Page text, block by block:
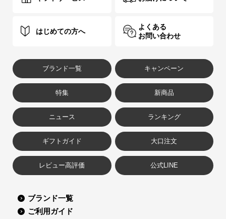
はじめての方へ
よくある
お問い合わせ
ブランド一覧 キャンペーン
特集 新商品
ニュース ランキング
ギフトガイド 大口注文
レビュー高評価 公式LINE
ブランド一覧
ご利用ガイド